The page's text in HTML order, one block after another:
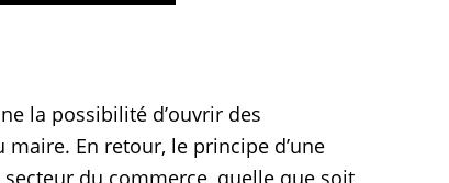
En retour, le principe d’une
du commerce, quelle que soit